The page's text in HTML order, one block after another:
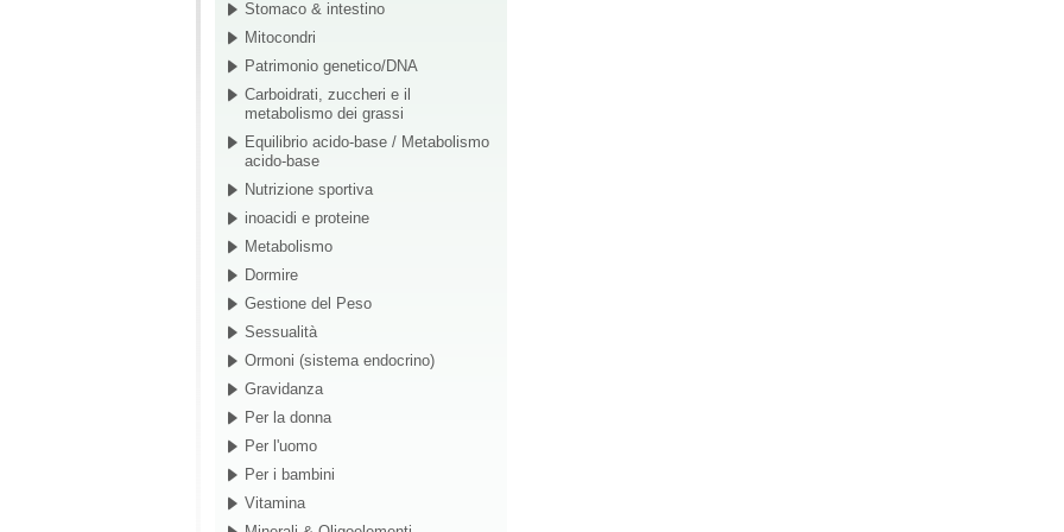
Stomaco & intestino
Mitocondri
Patrimonio genetico/DNA
Carboidrati, zuccheri e il
metabolismo dei grassi
Equilibrio acido-base / Metabolismo
acido-base
Nutrizione sportiva
inoacidi e proteine
Metabolismo
Dormire
Gestione del Peso
Sessualità
Ormoni (sistema endocrino)
Gravidanza
Per la donna
Per l'uomo
Per i bambini
Vitamina